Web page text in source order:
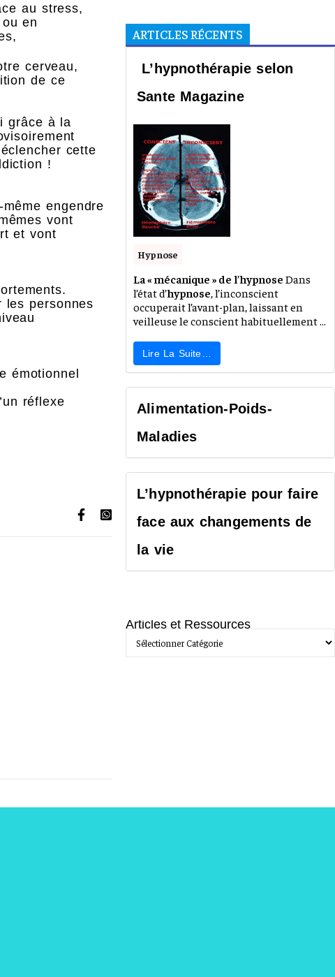
au stress,
en
cerveau,
de ce
grâce à la
cette
!
engendre
vont
et vont
les personnes
émotionnel
réflexe
ARTICLES RÉCENTS
L’hypnothérapie selon
Sante Magazine
Hypnose
La « mécanique » de l’hypnose Dans
l’état d’hypnose , l’inconscient
occuperait l’avant-plan, laissant en
veilleuse le conscient habituellement ...
Lire La Suite…
Alimentation-Poids-
Maladies
L’hypnothérapie pour faire
face aux changements de
la vie
Articles et Ressources